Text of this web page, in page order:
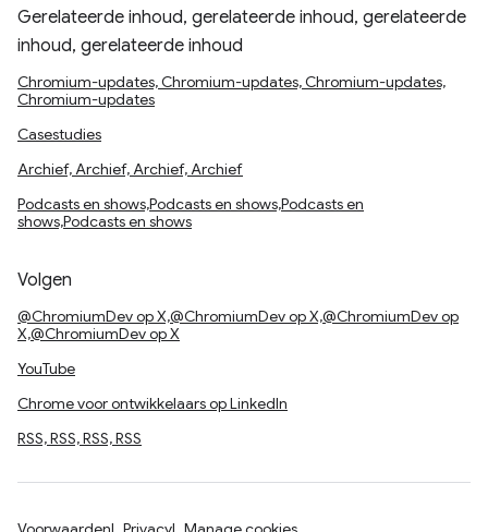
Gerelateerde inhoud, gerelateerde inhoud, gerelateerde
inhoud, gerelateerde inhoud
Chromium-updates, Chromium-updates, Chromium-updates,
Chromium-updates
Casestudies
Archief, Archief, Archief, Archief
Podcasts en shows,Podcasts en shows,Podcasts en
shows,Podcasts en shows
Volgen
@ChromiumDev op X,@ChromiumDev op X,@ChromiumDev op
X,@ChromiumDev op X
YouTube
Chrome voor ontwikkelaars op LinkedIn
RSS, RSS, RSS, RSS